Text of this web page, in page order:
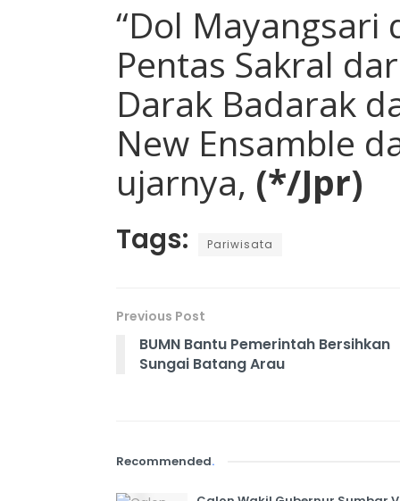
“Dol Mayangsari
Pentas Sakral
Darak Badarak
New Ensamble
ujarnya, (*/Jpr)
Tags: Pariwisata
Previous Post
BUMN Bantu Pemerintah Bersihkan
Sungai Batang Arau
Recommended.